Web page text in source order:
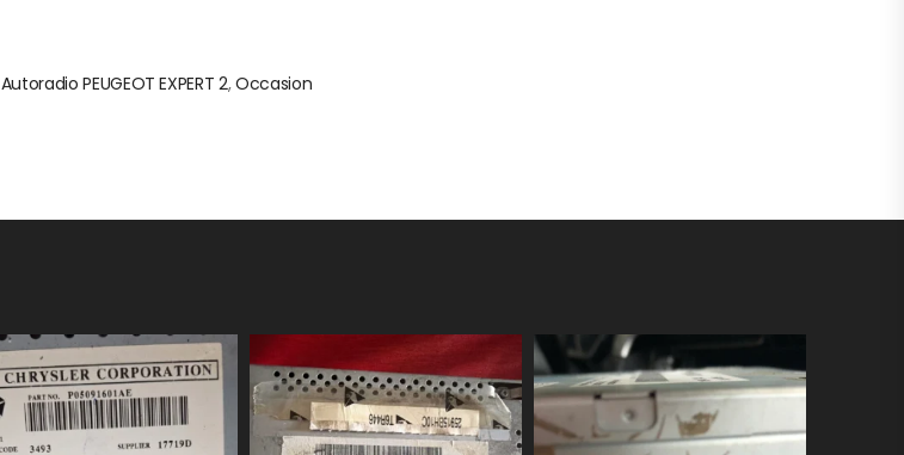
Autoradio PEUGEOT EXPERT 2,Occasion